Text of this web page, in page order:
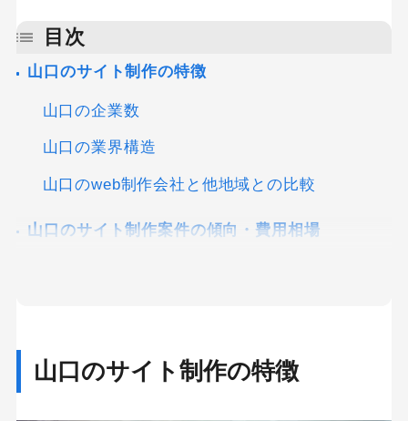
目次
山口のサイト制作の特徴
山口の企業数
山口の業界構造
山口のweb制作会社と他地域との比較
山口のサイト制作案件の傾向・費用相場
山口のサイト制作の特徴